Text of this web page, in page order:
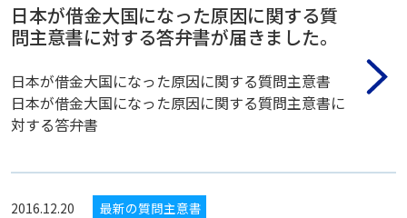
日本が借金大国になった原因に関する質
問主意書に対する答弁書が届きました。
日本が借金大国になった原因に関する質問主意書
日本が借金大国になった原因に関する質問主意書に
対する答弁書
2016.12.20 最新の質問主意書